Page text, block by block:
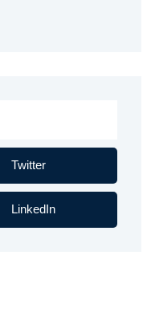
Twitter
LinkedIn